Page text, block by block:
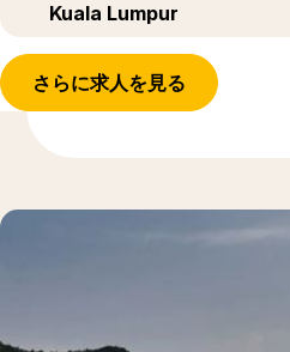
Kuala Lumpur
さらに求人を見る